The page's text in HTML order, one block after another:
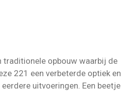
traditionele opbouw waarbij de
221 een verbeterde optiek en
uitvoeringen. Een beetje